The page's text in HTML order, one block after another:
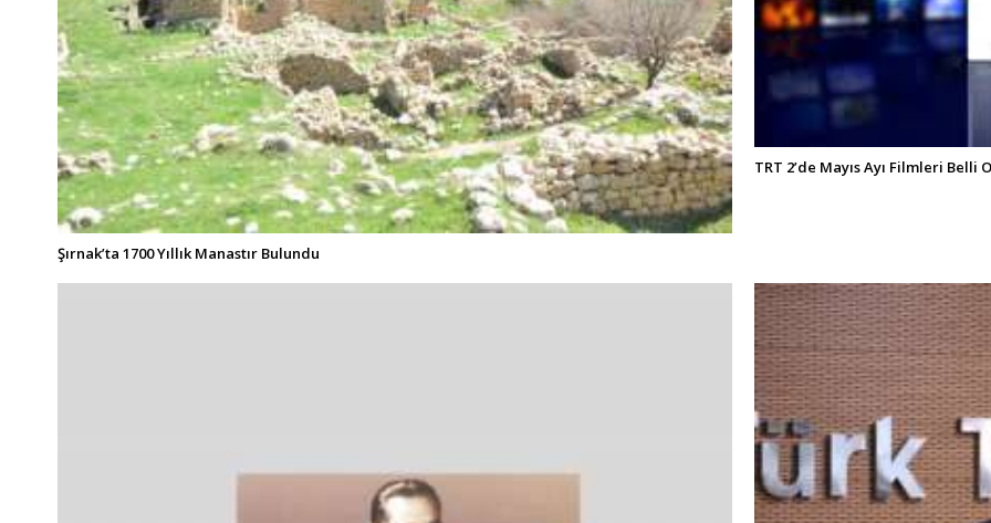
Şırnak’ta 1700 Yıllık Manastır Bulundu
TRT 2’de Mayıs Ayı Filmleri Belli